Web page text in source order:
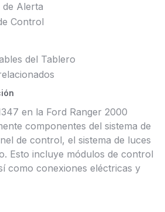
de Alerta
Control
del Tablero
en la Ford Ranger 2000
componentes del sistema de
de control, el sistema de luces
Esto incluye módulos de control
como conexiones eléctricas y